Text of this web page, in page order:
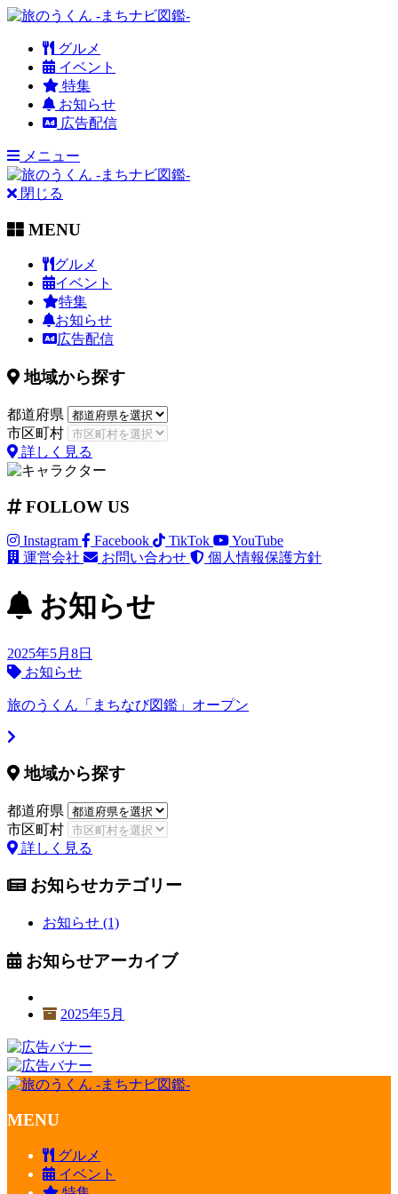
グルメ
イベント
特集
お知らせ
広告配信
メニュー
閉じる
MENU
グルメ
イベント
特集
お知らせ
広告配信
地域から探す
都道府県
市区町村
詳しく見る
FOLLOW US
Instagram Facebook TikTok
YouTube
運営会社
お問い合わせ 個人情報保護方針
お知らせ
2025年5月8日
お知らせ
旅のうくん「まちなび図鑑」オープン
地域から探す
都道府県
市区町村
詳しく見る
お知らせカテゴリー
お知らせ (1)
お知らせアーカイブ
2025年5月
MENU
グルメ
イベント